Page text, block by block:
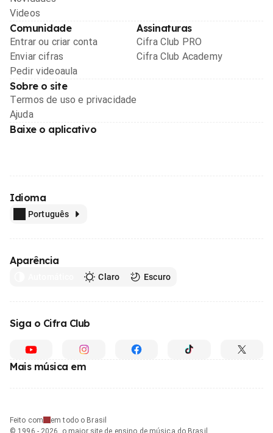
Videos
Comunidade
Entrar ou criar conta
Enviar cifras
Pedir videoaula
Assinaturas
Cifra Club PRO
Cifra Club Academy
Sobre o site
Termos de uso e privacidade
Ajuda
Baixe o aplicativo
Idioma
Português
Aparência
Claro Escuro
Siga o Cifra Club
Mais música em
Feito com
em todo o Brasil
© 1996 - 2026, o maior site de ensino de música do Brasil